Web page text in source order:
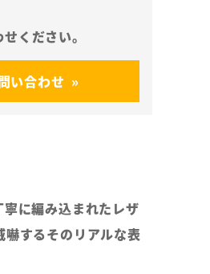
い合わせ
に編み込まれたレザ
するそのリアルな表